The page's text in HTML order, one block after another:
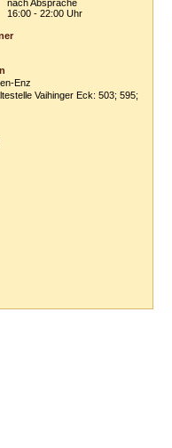
nach Absprache
16:00 - 22:00 Uhr
Enz
Vaihinger Eck: 503; 595;
Hinweiserklärung
Seite!